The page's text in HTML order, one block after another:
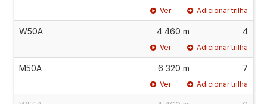
Ver Adicionar trilha
W50A 4 460 m 4
Ver Adicionar trilha
M50A 6 320 m 7
Ver Adicionar trilha